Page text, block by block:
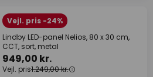
Vejl. pris -24%
Lindby LED-panel Nelios, 80 x 30 cm,
CCT, sort, metal
949,00 kr.
Vejl. pris1.249,00 kr.